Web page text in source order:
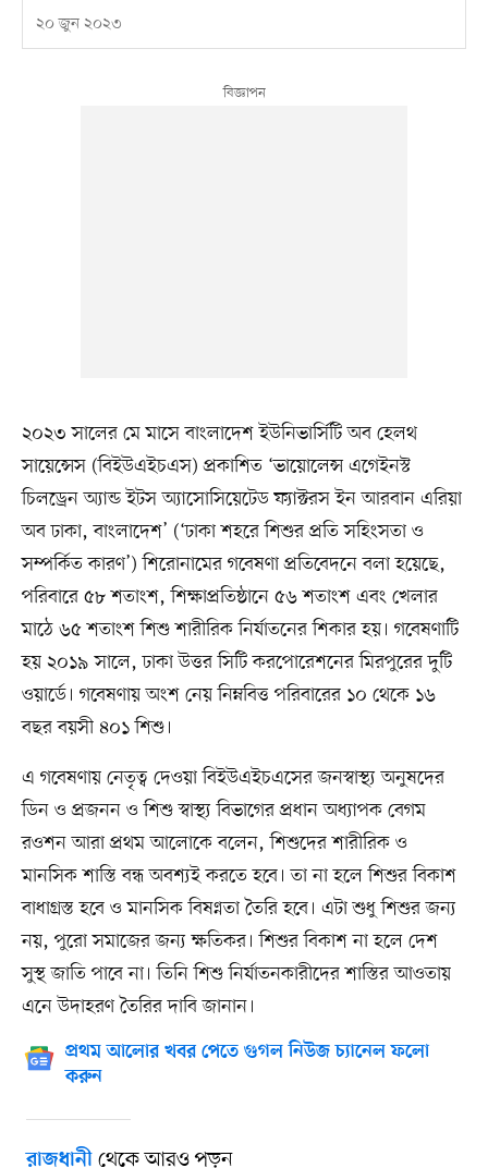
২০ জুন ২০২৩
২০২৩ সালের মে মাসে বাংলাদেশ ইউনিভার্সিটি অব হেলথ
সায়েন্সেস (বিইউএইচএস) প্রকাশিত ‘ভায়োলেন্স এগেইনস্ট
চিলড্রেন অ্যান্ড ইটস অ্যাসোসিয়েটেড ফ্যাক্টরস ইন আরবান এরিয়া
অব ঢাকা, বাংলাদেশ’ (‘ঢাকা শহরে শিশুর প্রতি সহিংসতা ও
সম্পর্কিত কারণ’) শিরোনামের গবেষণা প্রতিবেদনে বলা হয়েছে,
পরিবারে ৫৮ শতাংশ, শিক্ষাপ্রতিষ্ঠানে ৫৬ শতাংশ এবং খেলার
মাঠে ৬৫ শতাংশ শিশু শারীরিক নির্যাতনের শিকার হয়। গবেষণাটি
হয় ২০১৯ সালে, ঢাকা উত্তর সিটি করপোরেশনের মিরপুরের দুটি
ওয়ার্ডে। গবেষণায় অংশ নেয় নিম্নবিত্ত পরিবারের ১০ থেকে ১৬
বছর বয়সী ৪০১ শিশু।
এ গবেষণায় নেতৃত্ব দেওয়া বিইউএইচএসের জনস্বাস্থ্য অনুষদের
ডিন ও প্রজনন ও শিশু স্বাস্থ্য বিভাগের প্রধান অধ্যাপক বেগম
রওশন আরা প্রথম আলোকে বলেন, শিশুদের শারীরিক ও
মানসিক শাস্তি বন্ধ অবশ্যই করতে হবে। তা না হলে শিশুর বিকাশ
বাধাগ্রস্ত হবে ও মানসিক বিষণ্নতা তৈরি হবে। এটা শুধু শিশুর জন্য
নয়, পুরো সমাজের জন্য ক্ষতিকর। শিশুর বিকাশ না হলে দেশ
সুস্থ জাতি পাবে না। তিনি শিশু নির্যাতনকারীদের শাস্তির আওতায়
এনে উদাহরণ তৈরির দাবি জানান।
প্রথম আলোর খবর পেতে গুগল নিউজ চ্যানেল ফলো
করুন
রাজধানীথেকে আরও পড়ুন